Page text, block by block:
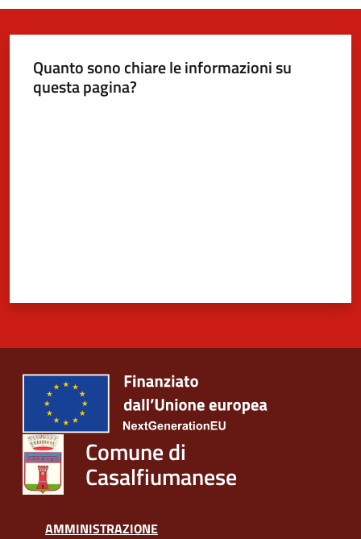
Quanto sono chiare le informazioni su
questa pagina?
Comune di
Casalfiumanese
AMMINISTRAZIONE